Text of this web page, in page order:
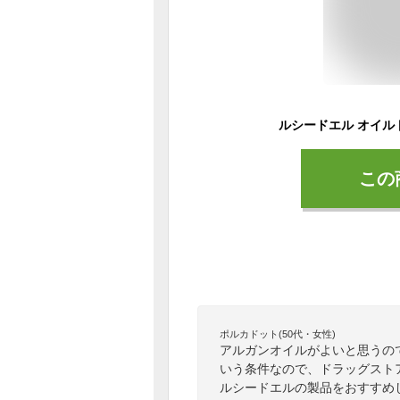
こ
ポルカドット(50代・女性)
アルガンオイルがよいと思う
いう条件なので、ドラッグス
ルシードエルの製品をおすす